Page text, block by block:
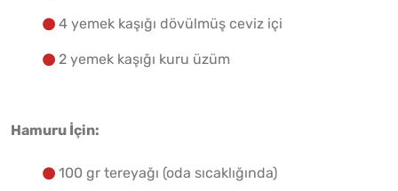
4 yemek kaşığı dövülmüş ceviz içi
2 yemek kaşığı kuru üzüm
Hamuru İçin:
100 gr tereyağı (oda sıcaklığında)